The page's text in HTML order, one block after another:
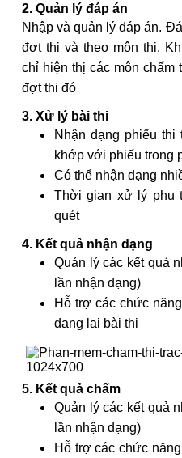
2. Quản lý đáp án
Nhập và quản lý đáp án.
đợt thi và theo môn thi.
chỉ hiện thị các môn chấm
đợt thi đó
3. Xử lý bài thi
Nhận dạng phiếu
khớp với phiếu trong
Có thể nhận dạng
Thời gian xử lý phụ
quét
4. Kết quả nhận dạng
Quản lý các kết quả
lần nhận dạng)
Hỗ trợ các chức
dạng lại bài thi
5. Kết quả chấm
Quản lý các kết quả
lần nhận dạng)
Hỗ trợ các chức